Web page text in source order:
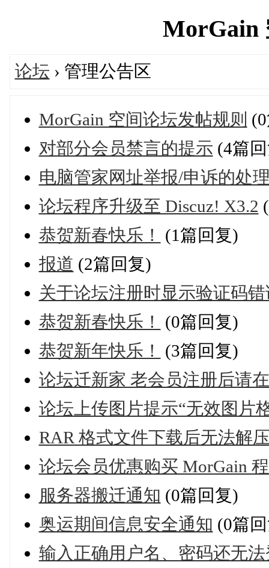
MorGain
论坛 › 管理公告区
MorGain 空间论坛发帖规则
对部分会员禁言的提示 (4篇
电脑管家网址举报/申诉的处
论坛程序升级至 Discuz! X3.2
恭贺新春快乐！
(1篇回复)
报道 (2篇回复)
关于论坛注册时显示验证码
恭贺新春快乐！
(0篇回复)
恭贺新年快乐！
(3篇回复)
论坛迁新家 老会员注册后请
论坛上传图片提示“无效图片
RAR 格式文件下载后无法解
论坛会员优惠购买 MorGain
服务器搬迁通知 (0篇回复)
奥运期间信息安全通知 (0篇
输入正确用户名、密码还无